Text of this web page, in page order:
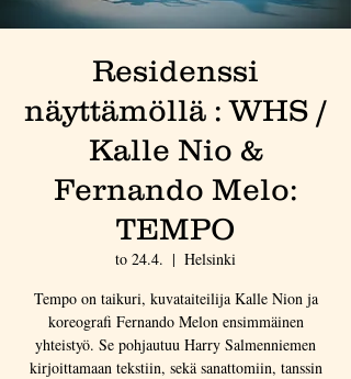
Residenssi
näyttämöllä : WHS /
Kalle Nio &
Fernando Melo:
TEMPO
to 24.4.
  |
Helsinki
Tempo on taikuri, kuvataiteilija Kalle Nion ja
koreografi Fernando Melon ensimmäinen
yhteistyö. Se pohjautuu Harry Salmenniemen
kirjoittamaan tekstiin, sekä sanattomiin, tanssin